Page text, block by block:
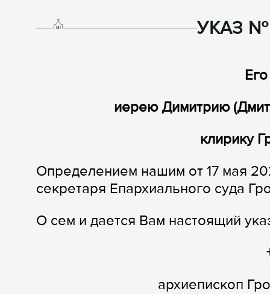
УКАЗ №
иерею Димитрию
клирику
Определением нашим от 17 мая
секретаря Епархиального суда
О сем и дается Вам настоящий
архиепископ